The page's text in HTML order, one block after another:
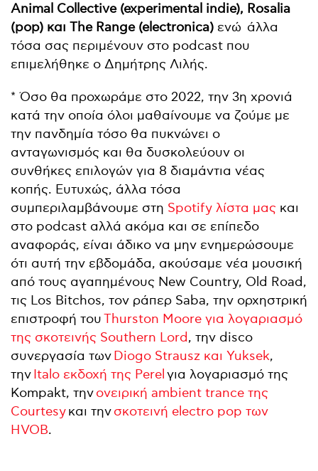
Animal Collective (experimental indie), Rosalia
(pop) και The Range (electronica) ενώ άλλα
τόσα σας περιμένουν στο podcast που
επιμελήθηκε ο Δημήτρης Λιλής.
* Όσο θα προχωράμε στο 2022, την 3η χρονιά
κατά την οποία όλοι μαθαίνουμε να ζούμε με
την πανδημία τόσο θα πυκνώνει ο
ανταγωνισμός και θα δυσκολεύουν οι
συνθήκες επιλογών για 8 διαμάντια νέας
κοπής. Ευτυχώς, άλλα τόσα
συμπεριλαμβάνουμε στη Spotify λίστα μας και
στο podcast αλλά ακόμα και σε επίπεδο
αναφοράς, είναι άδικο να μην ενημερώσουμε
ότι αυτή την εβδομάδα, ακούσαμε νέα μουσική
από τους αγαπημένους New Country, Old Road,
τις Los Bitchos, τον ράπερ Saba, την ορχηστρική
επιστροφή τουThurston Moore για λογαριασμό
της σκοτεινής Southern Lord, την disco
συνεργασία τωνDiogo Strausz και Yuksek,
τηνItalo εκδοχή της Perel για λογαριασμό της
Kompakt, τηνονειρική ambient trance της
Courtesyκαι τηνσκοτεινή electro pop των
HVOB.